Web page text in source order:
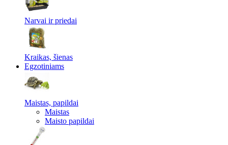
Narvai ir priedai
Kraikas, šienas
Egzotiniams
Maistas, papildai
Maistas
Maisto papildai